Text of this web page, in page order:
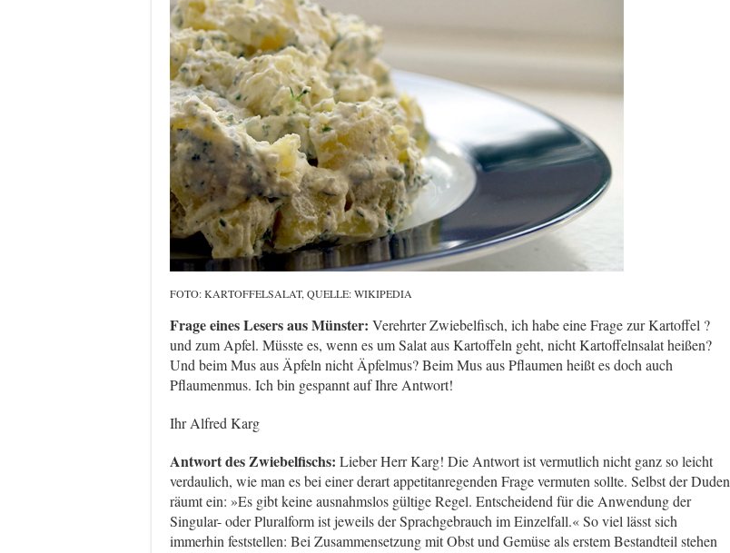
FOTO: KARTOFFELSALAT, QUELLE: WIKIPEDIA
Frage eines Lesers aus Münster: Verehrter Zwiebelfisch, ich habe eine Frage zur Kartoffel ?
und zum Apfel. Müsste es, wenn es um Salat aus Kartoffeln geht, nicht Kartoffelnsalat heißen?
Und beim Mus aus Äpfeln nicht Äpfelmus? Beim Mus aus Pflaumen heißt es doch auch
Pflaumenmus. Ich bin gespannt auf Ihre Antwort!
Ihr Alfred Karg
Antwort des Zwiebelfischs: Lieber Herr Karg! Die Antwort ist vermutlich nicht ganz so leicht
verdaulich, wie man es bei einer derart appetitanregenden Frage vermuten sollte. Selbst der Duden
räumt ein: »Es gibt keine ausnahmslos gültige Regel. Entscheidend für die Anwendung der
Singular- oder Pluralform ist jeweils der Sprachgebrauch im Einzelfall.« So viel lässt sich
immerhin feststellen: Bei Zusammensetzung mit Obst und Gemüse als erstem Bestandteil stehen